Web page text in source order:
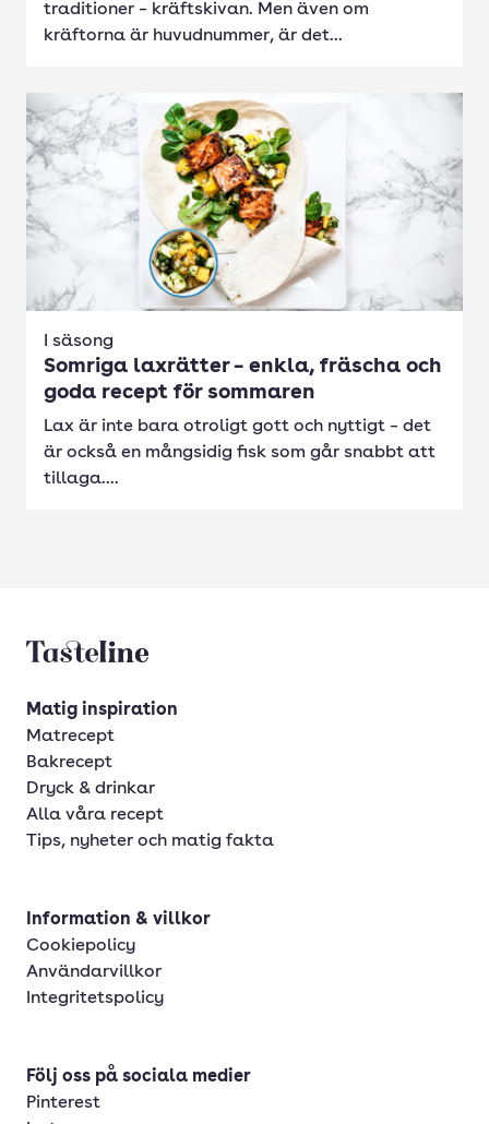
traditioner – kräftskivan. Men även om
kräftorna är huvudnummer, är det...
I säsong
Somriga laxrätter – enkla, fräscha och
goda recept för sommaren
Lax är inte bara otroligt gott och nyttigt – det
är också en mångsidig fisk som går snabbt att
tillaga....
Tasteline startsida
Matig inspiration
Matrecept
Bakrecept
Dryck & drinkar
Alla våra recept
Tips, nyheter och matig fakta
Information & villkor
Cookiepolicy
Användarvillkor
Integritetspolicy
Följ oss på sociala medier
Pinterest